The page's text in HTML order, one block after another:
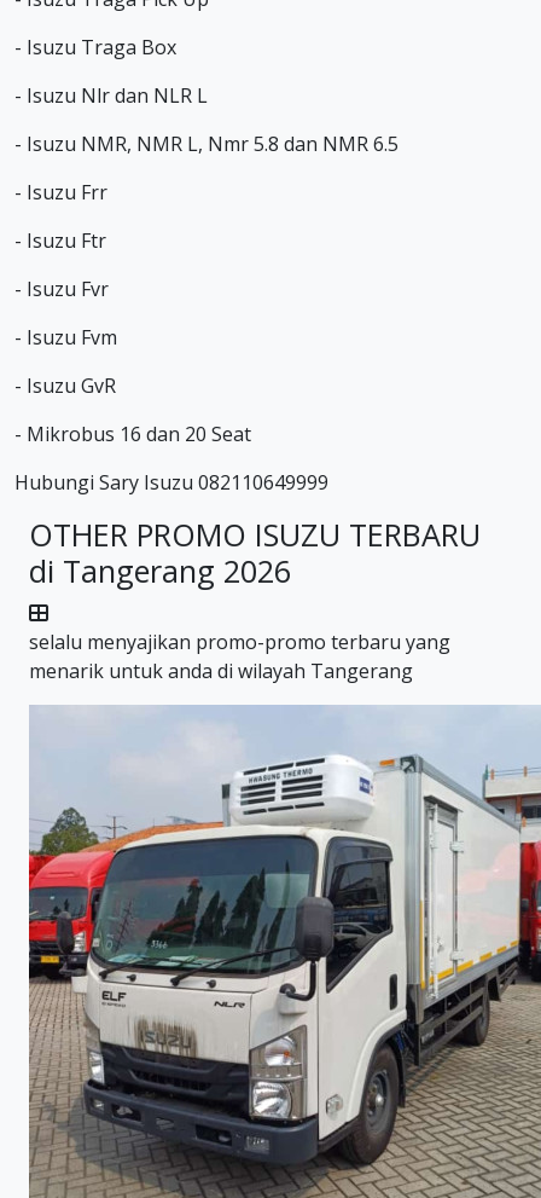
- Isuzu Traga Box
- Isuzu Nlr dan NLR L
- Isuzu NMR, NMR L, Nmr 5.8 dan NMR 6.5
- Isuzu Frr
- Isuzu Ftr
- Isuzu Fvr
- Isuzu Fvm
- Isuzu GvR
- Mikrobus 16 dan 20 Seat
Hubungi Sary Isuzu 082110649999
OTHER PROMO ISUZU TERBARU
di Tangerang 2026
selalu menyajikan promo-promo terbaru yang
menarik untuk anda di wilayah Tangerang